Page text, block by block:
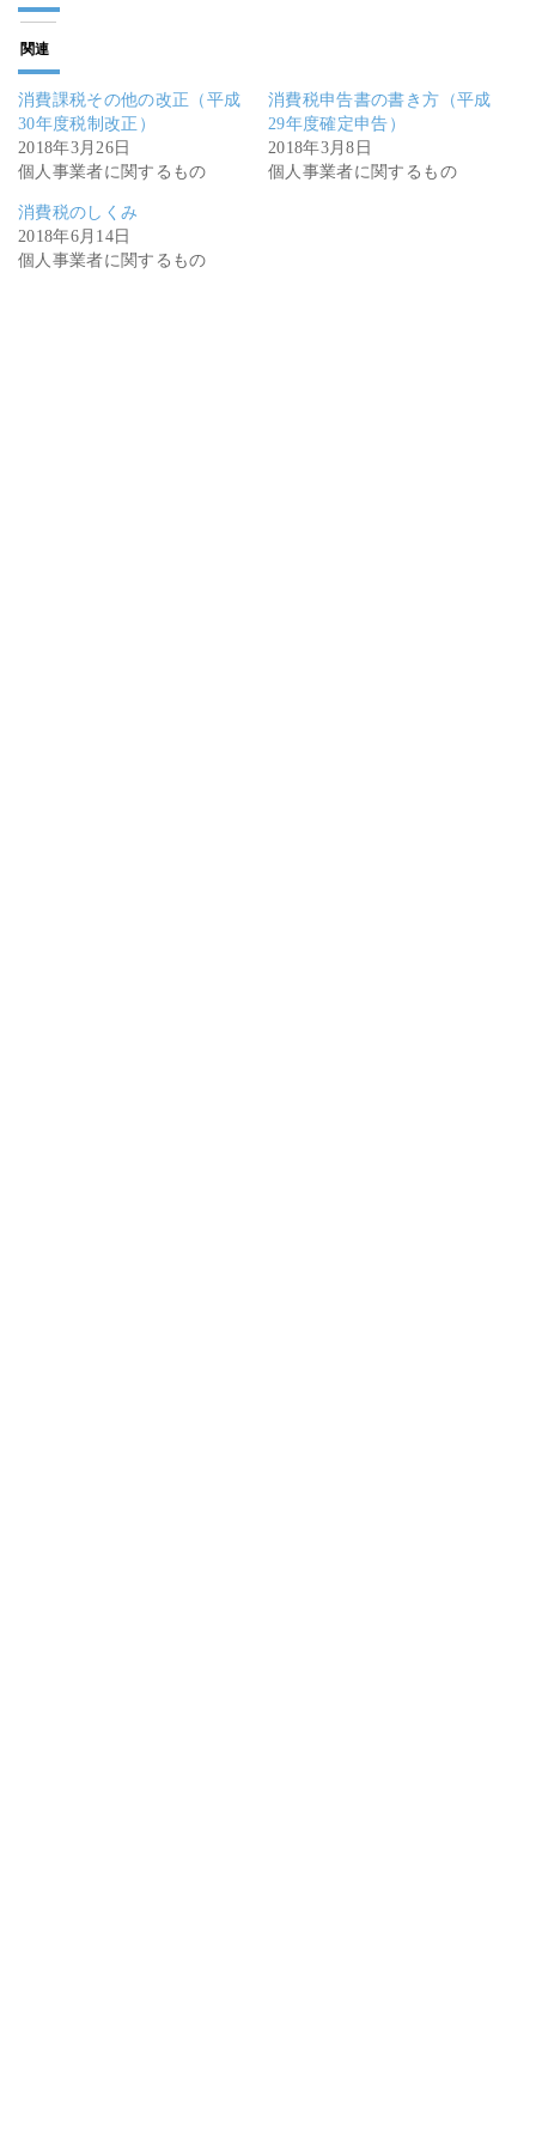
関連
消費課税その他の改正（平成
30年度税制改正）
2018年3月26日
個人事業者に関するもの
消費税申告書の書き方（平成
29年度確定申告）
2018年3月8日
個人事業者に関するもの
消費税のしくみ
2018年6月14日
個人事業者に関するもの